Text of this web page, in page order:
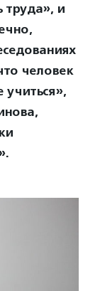
труда», и
человек